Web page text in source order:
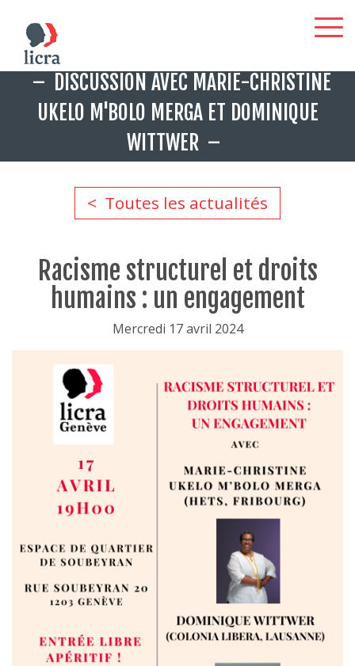
Aller
contenu
principal
DISCUSSION AVEC MARIE-CHRISTINE
UKELO M'BOLO MERGA ET DOMINIQUE
WITTWER
Toutes les actualités
Racisme structurel et droits
humains : un engagement
Mercredi 17 avril 2024